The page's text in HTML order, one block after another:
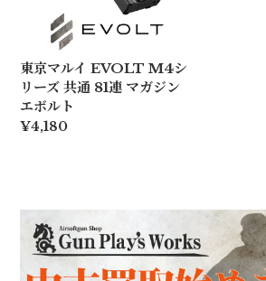
東京マルイ EVOLT M4シ
リーズ 共通 81連 マガジン
エボルト
¥4,180